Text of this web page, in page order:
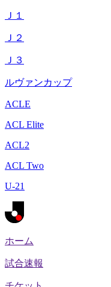
Ｊ１
Ｊ２
Ｊ３
ルヴァンカップ
ACLE
ACL Elite
ACL2
ACL Two
U-21
ホーム
試合速報